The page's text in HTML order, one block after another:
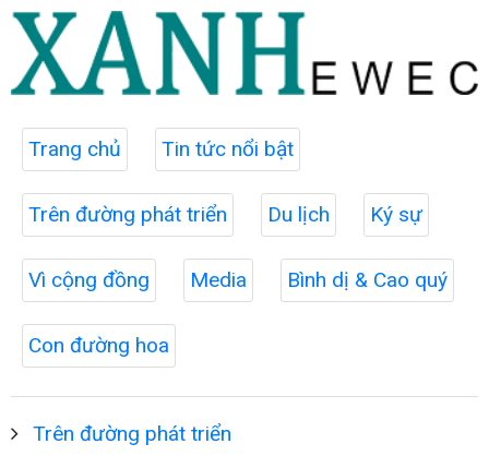
Trang chủ Tin tức nổi bật
Trên đường phát triển Du lịch Ký sự
Vì cộng đồng Media Bình dị & Cao quý
Con đường hoa
Trên đường phát triển